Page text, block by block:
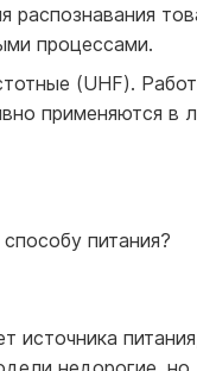
распознавания
процессами.
(UHF).
применяются в
питания?
источника